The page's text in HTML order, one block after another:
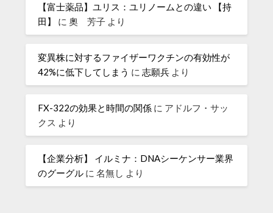
【富士薬品】ユリス：ユリノームとの違い 【持
田】
に奧 芳子 より
変異株に対するファイザーワクチンの有効性が
42%に低下してしまう に志願兵 より
FX-322の効果と時間の関係 に アドルフ・サッ
クス より
【企業分析】 イルミナ：DNAシーケンサー業界
のグーグル に名無し より